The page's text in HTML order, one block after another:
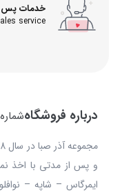
خدمات پس
service
درباره فروشگاهشماره
و پس از مدتی با اخذ
ایمرگاس – شاپه –